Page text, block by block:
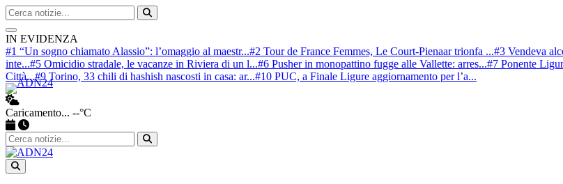
Cerca nel sito Avvia ricerca
IN EVIDENZA
#1 “Un sogno chiamato Alassio”: l’omaggio al maestr...#2 Tour de France Femmes, Le Court-Pienaar trionfa ...#3 Vendeva
inte...#5 Omicidio stradale, le vacanze in Riviera di un l...#6 Pusher in monopattino fugge alle Vallette: arres...#7 Ponente
Città...#9 Torino, 33 chili di hashish nascosti in casa: ar...#10 PUC, a Finale Ligure aggiornamento per l’a...
Caricamento... --°C
Apri ricerca